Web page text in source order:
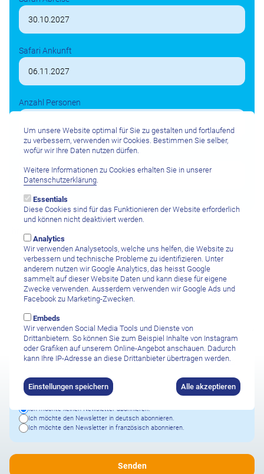
Safari Ankunft
Anzahl Personen
Gewünschte Aufenthaltsdauer
Ich habe dieDatenschutzbestimmungen sowie den Haftungsausschluss
Ich möchte keinen Newsletter abonnieren.
Ich möchte den Newsletter in deutsch abonnieren.
Ich möchte den Newsletter in französisch abonnieren.
Um unsere Website optimal für Sie zu gestalten und fortlaufend
zu verbessern, verwenden wir Cookies. Bestimmen Sie selber,
wofür wir Ihre Daten nutzen dürfen.
Weitere Informationen zu Cookies erhalten Sie in unserer
Datenschutzerklärung.
Essentials
Diese Cookies sind für das Funktionieren der Website erforderlich
und können nicht deaktiviert werden.
Analytics
Wir verwenden Analysetools, welche uns helfen, die Website zu
verbessern und technische Probleme zu identifizieren. Unter
anderem nutzen wir Google Analytics, das heisst Google
sammelt auf dieser Website Daten und kann diese für eigene
Zwecke verwenden. Ausserdem verwenden wir Google Ads und
Facebook zu Marketing-Zwecken.
Embeds
Wir verwenden Social Media Tools und Dienste von
Drittanbietern. So können Sie zum Beispiel Inhalte von Instagram
oder Grafiken auf unserem Online-Angebot anschauen. Dadurch
kann Ihre IP-Adresse an diese Drittanbieter übertragen werden.
Einstellungen speichern Alle akzeptieren